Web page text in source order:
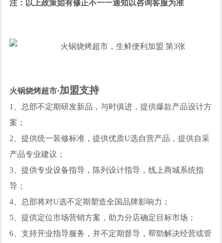
注：以上政策如有修正不一一通知以咨询客服为准
火锅烧烤超市·加盟支持
1、总部不定期研发新品，与时俱进，提供爆款产品设计方
案；
2、提供统一装修标准，提供优质U选自营产品，提供自采
产品专业建议；
3、提供专业设备指导，陈列设计指导，线上商城系统指
导；
4、总部将对U选不定期塑造全国品牌影响力；
5、提供定位市场营销方案，助力分店确定目标市场；
6、支持开业指导服务，并不定期督导，帮助解决经营或管